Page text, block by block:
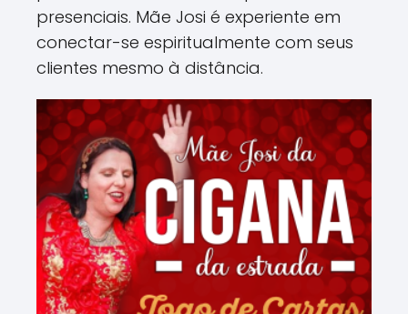
presenciais. Mãe Josi é experiente em
conectar-se espiritualmente com seus
clientes mesmo à distância​.